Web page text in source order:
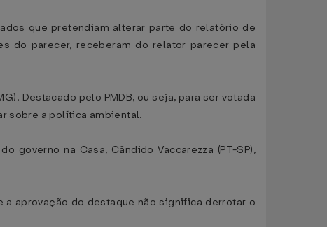
que pretendiam alterar parte do relatório de
do parecer, receberam do relator parecer pela
Destacado pelo PMDB, ou seja, para ser votada
sobre a política ambiental.
na Casa, Cândido Vaccarezza (PT-SP),
a aprovação do destaque não significa derrotar o